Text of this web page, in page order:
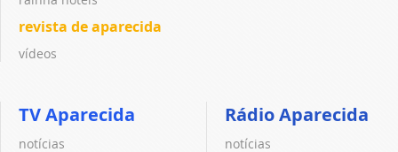
revista de aparecida
vídeos
TV Aparecida
notícias
Rádio Aparecida
notícias